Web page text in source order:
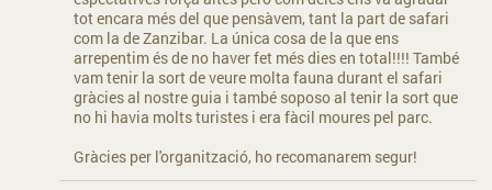
tot encara més del que pensàvem, tant la part de safari
com la de Zanzibar. La única cosa de la que ens
arrepentim és de no haver fet més dies en total!!!! També
vam tenir la sort de veure molta fauna durant el safari
gràcies al nostre guia i també soposo al tenir la sort que
no hi havia molts turistes i era fàcil moures pel parc.
Gràcies per l'organització, ho recomanarem segur!